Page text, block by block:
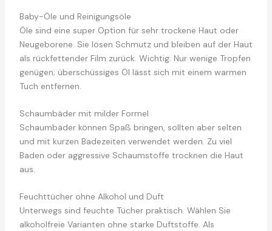
Baby-Öle und Reinigungsöle
Öle sind eine super Option für sehr trockene Haut oder
Neugeborene. Sie lösen Schmutz und bleiben auf der Haut
als rückfettender Film zurück. Wichtig: Nur wenige Tropfen
genügen; überschüssiges Öl lässt sich mit einem warmen
Tuch entfernen.
Schaumbäder mit milder Formel
Schaumbäder können Spaß bringen, sollten aber selten
und mit kurzen Badezeiten verwendet werden. Zu viel
Baden oder aggressive Schaumstoffe trocknen die Haut
aus.
Feuchttücher ohne Alkohol und Duft
Unterwegs sind feuchte Tücher praktisch. Wählen Sie
alkoholfreie Varianten ohne starke Duftstoffe. Als